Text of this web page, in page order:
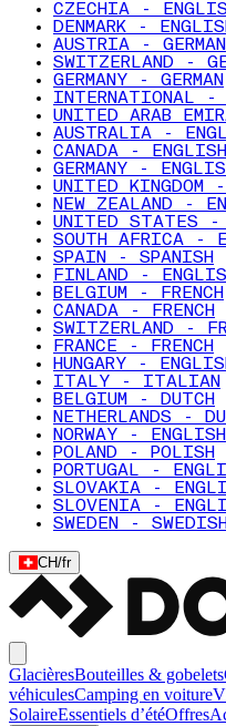
CZECHIA -
DENMARK -
AUSTRIA - GERMAN
SWITZERLAND -
GERMANY - GERMAN
INTERNATIONAL -
UNITED ARAB
AUSTRALIA -
CANADA - ENGLISH
GERMANY -
UNITED KINGDOM
NEW ZEALAND -
UNITED STATES -
SOUTH AFRICA -
SPAIN - SPANISH
FINLAND -
BELGIUM - FRENCH
CANADA - FRENCH
SWITZERLAND -
FRANCE - FRENCH
HUNGARY -
ITALY - ITALIAN
BELGIUM - DUTCH
NETHERLANDS -
NORWAY - ENGLISH
POLAND - POLISH
PORTUGAL -
SLOVAKIA -
SLOVENIA -
SWEDEN - SWEDISH
CH/fr
GlacièresBouteilles & gobelets
véhiculesCamping en voiture
SolaireEssentiels d’étéOffres